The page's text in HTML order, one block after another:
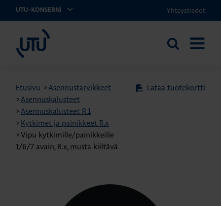
UTU-KONSERNI Yhteystiedot
Etsi
Etusivu >Asennustarvikkeet
>Asennuskalusteet
>Asennuskalusteet R.1
> Kytkimet ja painikkeet R.x
>Vipu kytkimille/painikkeille
1/6/7 avain, R.x, musta kiiltävä
Lataa tuotekortti